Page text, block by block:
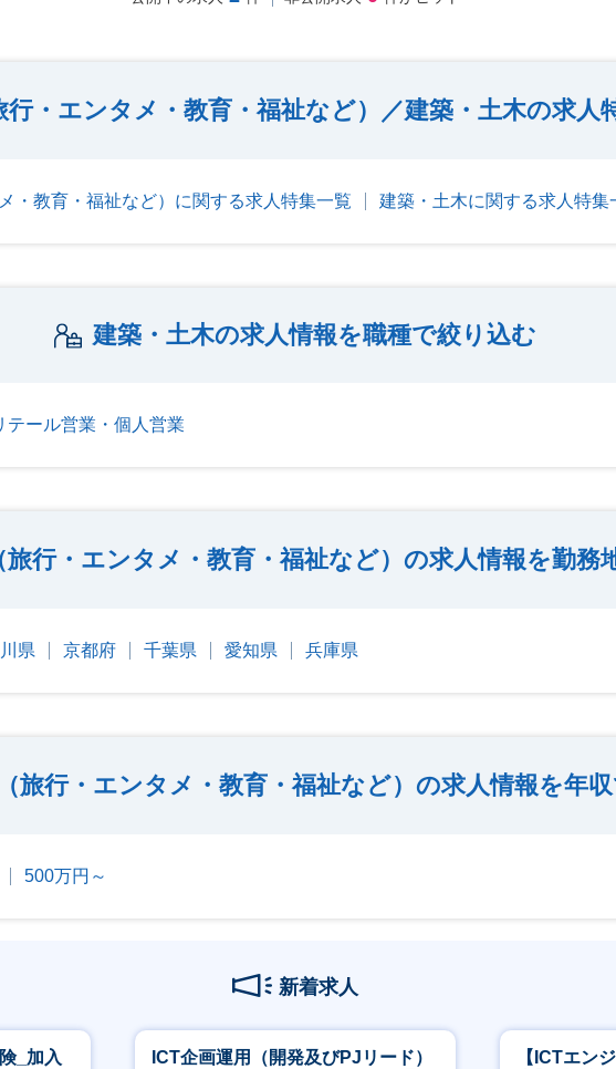
・エンタメ・教育・福祉など）／建築・土木の求人
・教育・福祉など）に関する求人特集一覧 建築・土木に関する求人特集
建築・土木の求人情報を職種で絞り込む
テール営業・個人営業
行・エンタメ・教育・福祉など）の求人情報を勤務
県 京都府 千葉県 愛知県 兵庫県
旅行・エンタメ・教育・福祉など）の求人情報を年
500万円～
新着求人
_加入
ICT企画運用（開発及びPJリード）
【ICTエン